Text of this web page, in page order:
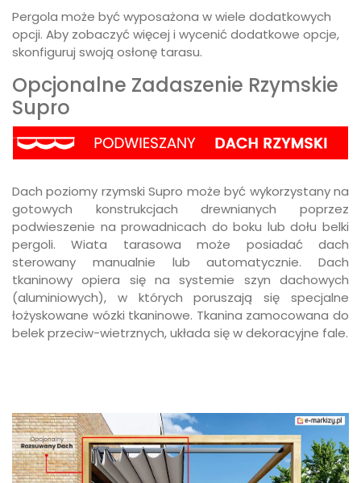
Pergola może być wyposażona w wiele dodatkowych
opcji. Aby zobaczyć więcej i wycenić dodatkowe opcje,
skonfiguruj swoją osłonę tarasu.
Opcjonalne Zadaszenie Rzymskie
Supro
Dach poziomy rzymski Supro może być wykorzystany na
gotowych konstrukcjach drewnianych poprzez
podwieszenie na prowadnicach do boku lub dołu belki
pergoli. Wiata tarasowa może posiadać dach
sterowany manualnie lub automatycznie. Dach
tkaninowy opiera się na systemie szyn dachowych
(aluminiowych), w których poruszają się specjalne
łożyskowane wózki tkaninowe. Tkanina zamocowana do
belek przeciw-wietrznych, układa się w dekoracyjne fale.